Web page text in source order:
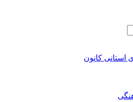
استانی کانون